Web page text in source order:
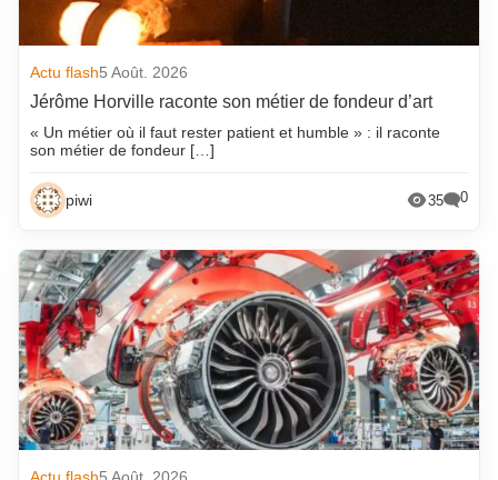
Actu flash5 Août. 2026
Jérôme Horville raconte son métier de fondeur d’art
« Un métier où il faut rester patient et humble » : il raconte
son métier de fondeur […]
piwi 35 0